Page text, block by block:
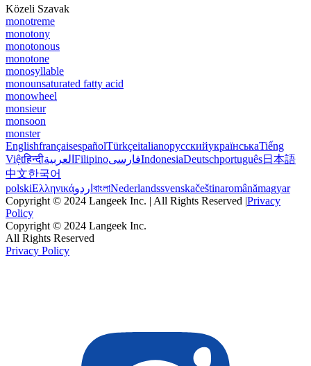
Közeli Szavak
monotreme
monotony
monotonous
monotone
monosyllable
monounsaturated fatty acid
monowheel
monsieur
monsoon
monster
EnglishfrançaisespañolTürkçeitalianoрусскийукраїнськаTiếng
Việtहिन्दीالعربية FilipinoفارسیIndonesiaDeutschportuguês日本語
中文한국어
polskiΕλληνικάاردو বাংলাNederlandssvenskačeštinaromânămagyar
Copyright © 2024 Langeek Inc. | All Rights Reserved |Privacy
Policy
Copyright © 2024 Langeek Inc.
All Rights Reserved
Privacy Policy